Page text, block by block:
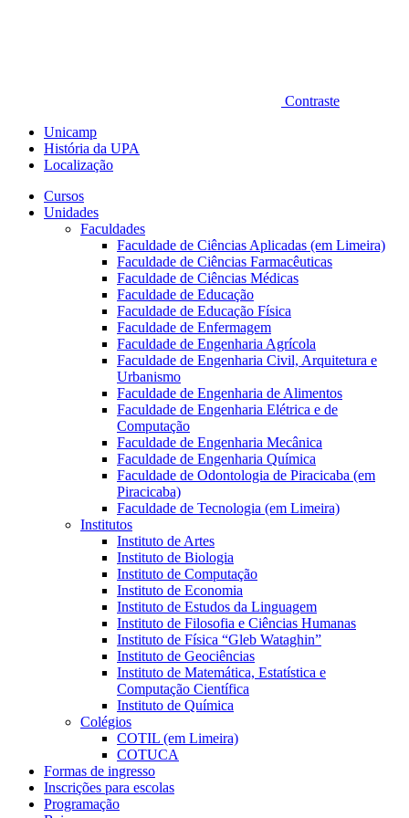
Contraste
Unicamp
História da UPA
Localização
Cursos
Unidades
Faculdades
Faculdade de Ciências Aplicadas (em Limeira)
Faculdade de Ciências Farmacêuticas
Faculdade de Ciências Médicas
Faculdade de Educação
Faculdade de Educação Física
Faculdade de Enfermagem
Faculdade de Engenharia Agrícola
Faculdade de Engenharia Civil, Arquitetura e
Urbanismo
Faculdade de Engenharia de Alimentos
Faculdade de Engenharia Elétrica e de
Computação
Faculdade de Engenharia Mecânica
Faculdade de Engenharia Química
Faculdade de Odontologia de Piracicaba (em
Piracicaba)
Faculdade de Tecnologia (em Limeira)
Institutos
Instituto de Artes
Instituto de Biologia
Instituto de Computação
Instituto de Economia
Instituto de Estudos da Linguagem
Instituto de Filosofia e Ciências Humanas
Instituto de Física “Gleb Wataghin”
Instituto de Geociências
Instituto de Matemática, Estatística e
Computação Científica
Instituto de Química
Colégios
COTIL (em Limeira)
COTUCA
Formas de ingresso
Inscrições para escolas
Programação